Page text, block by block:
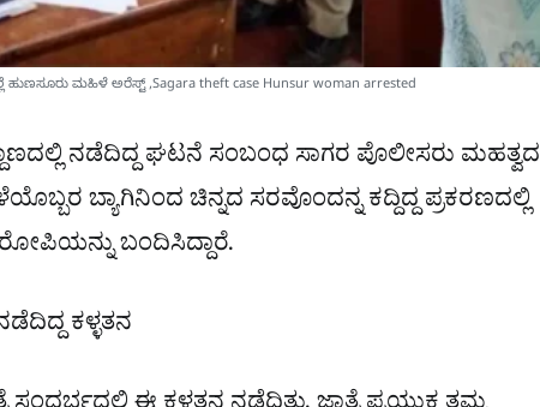
ಹುಣಸೂರು ಮಹಿಳೆ ಅರೆಸ್ಟ್​ ,Sagara theft case Hunsur woman arrested
ನಡೆದಿದ್ದ ಘಟನೆ ಸಂಬಂಧ ಸಾಗರ ಪೊಲೀಸರು ಮಹತ್ವದ
ಬ್ಯಾಗಿನಿಂದ ಚಿನ್ನದ ಸರವೊಂದನ್ನ ಕದ್ದಿದ್ದ ಪ್ರಕರಣದಲ್ಲಿ
ಬಂದಿಸಿದ್ದಾರೆ.
ಕಳ್ಳತನ